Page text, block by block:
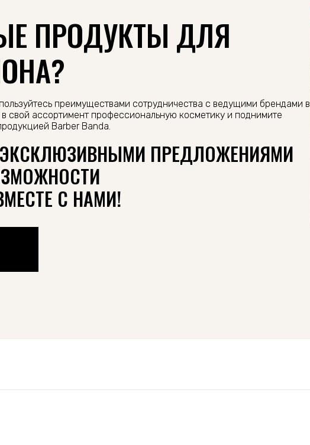
ПРОДУКТЫ ДЛЯ
преимуществами сотрудничества с ведущими брендами в
свой ассортимент профессиональную косметику и поднимите
Barber Banda.
ПРЕДЛОЖЕНИЯМИ
С НАМИ!